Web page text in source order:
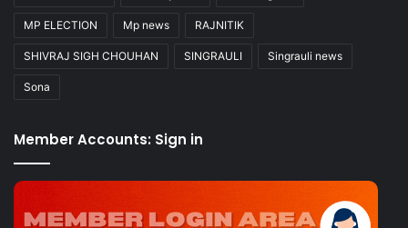
MP ELECTION Mp news RAJNITIK
SHIVRAJ SIGH CHOUHAN SINGRAULI Singrauli news
Sona
Member Accounts: Sign in